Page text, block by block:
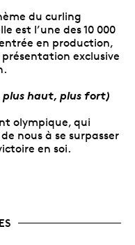
du curling
est l’une des 10 000
en production,
exclusive
haut, plus fort)
olympique, qui
nous à se surpasser
en soi.